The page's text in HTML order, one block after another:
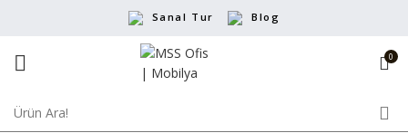
Sanal Tur Blog
0